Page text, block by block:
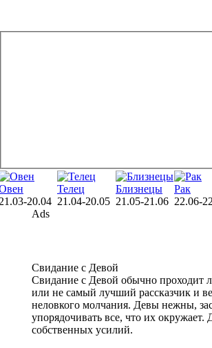
21.03-20.04
Телец
21.04-20.05
Близнецы
21.05-21.06
Рак
22.06-
Ads
Свидание с Девой
Свидание с Девой обычно проходит
или не самый лучший рассказчик и
неловкого молчания. Девы нежны,
упорядочивать все, что их
собственных усилий.